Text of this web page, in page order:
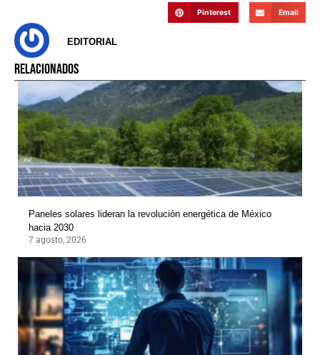
Pinterest Email
EDITORIAL
RELACIONADOS
Paneles solares lideran la revolución energética de México
hacia 2030
7 agosto, 2026